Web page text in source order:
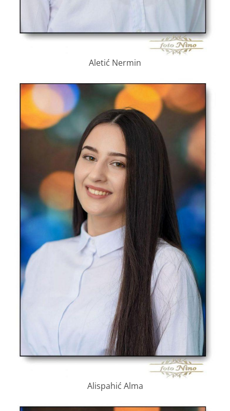
Aletić Nermin
Alispahić Alma